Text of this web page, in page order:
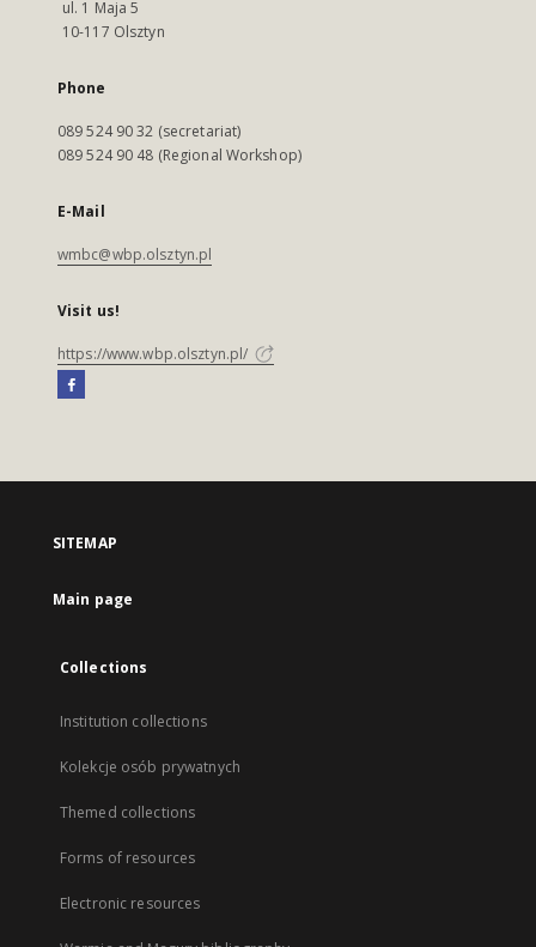
ul. 1 Maja 5
10-117 Olsztyn
Phone
089 524 90 32 (secretariat)
089 524 90 48 (Regional Workshop)
E-Mail
wmbc@wbp.olsztyn.pl
Visit us!
https://www.wbp.olsztyn.pl/
SITEMAP
Main page
Collections
Institution collections
Kolekcje osób prywatnych
Themed collections
Forms of resources
Electronic resources